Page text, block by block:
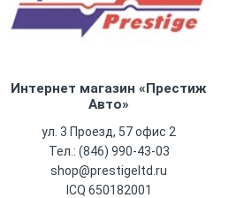
Интернет магазин «Престиж
Авто»
ул. 3 Проезд, 57 офис 2
Тел.: (846) 990-43-03
shop@prestigeltd.ru
ICQ 650182001